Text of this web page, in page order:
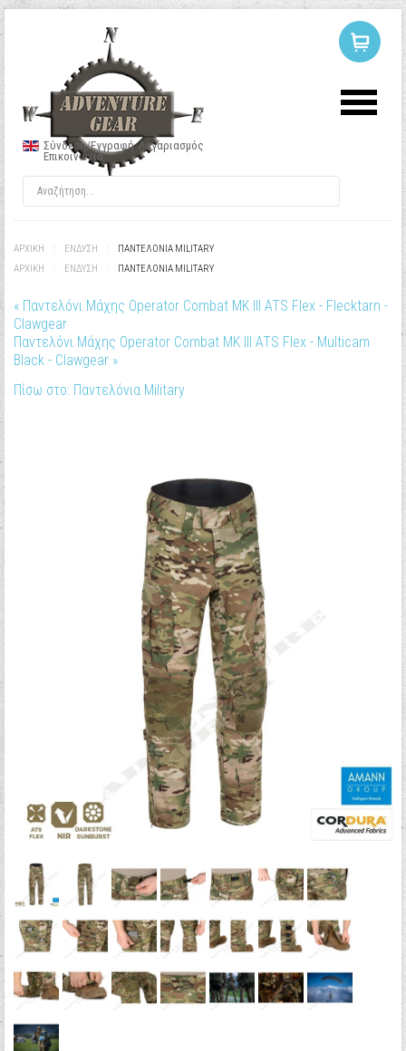
Σύνδεση/Εγγραφή Λογαριασμός
Επικοινωνία
ΑΡΧΙΚΉ ΕΝΔΥΣΗ
ΠΑΝΤΕΛΌΝΙΑ MILITARY
ΑΡΧΙΚΉ
ΕΝΔΥΣΗ ΠΑΝΤΕΛΌΝΙΑ MILITARY
« Παντελόνι Μάχης Operator Combat MK III ATS Flex - Flecktarn -
Clawgear
Παντελόνι Μάχης Operator Combat MK III ATS Flex - Multicam
Black - Clawgear »
Πίσω στο: Παντελόνια Military
ΣΥΝΔΕΣΗ
Κωδικός
Να με θυμάσαι